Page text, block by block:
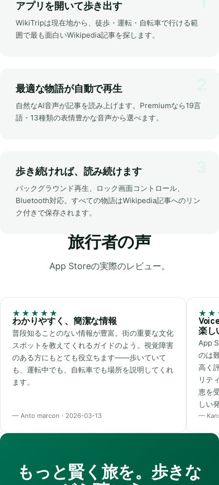
アプリを開いて歩き出す
WikiTripは現在地から、徒歩・運転・自転車で行ける範
囲で最も面白いWikipedia記事を探します。
最適な物語が自動で再生
自然なAI音声が記事を読み上げます。Premiumなら19言
語・13種類の表情豊かな音声から選べます。
歩き続ければ、読み続けます
バックグラウンド再生、ロック画面コントロール、
Bluetooth対応。すべての物語はWikipedia記事へのリン
ク付きで保存されます。
旅行者の声
App Storeの実際のレビュー。
★★★★★
わかりやすく、簡潔な情報
普段知ることのない情報が豊富。街の重要な文化
スポットを教えてくれるガイドのよう。視覚障害
のある方にもとても役立ちます――歩いていて
も、運転中でも、自転車でも場所を説明してくれ
ます。
— Anto marcon · 2026-03-13
楽し
App
のは
高く
リテ
恵を
しい
—
もっと賢く旅を。歩きな